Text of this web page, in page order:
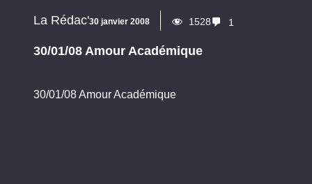
La Rédac'30 janvier 2008 1528 1
30/01/08 Amour Académique
30/01/08 Amour Académique